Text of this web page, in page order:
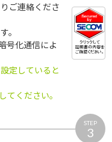
ご連絡くださ
。
号化通信によ
定していると
ください。
STEP
3